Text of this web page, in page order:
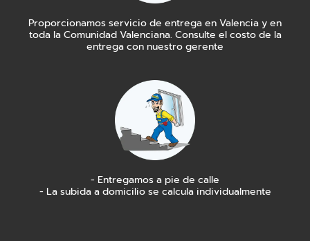
Proporcionamos servicio de entrega en Valencia y en
toda la Comunidad Valenciana. Consulte el costo de la
entrega con nuestro gerente
- Entregamos a pie de calle
- La subida a domicilio se calcula individualmente